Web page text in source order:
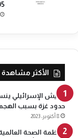
الأكثر مشاهدة
الجيش الإسرائيلي
حدود غزة بسبب
8 أكتوبر، 2023
منظمة الصحة